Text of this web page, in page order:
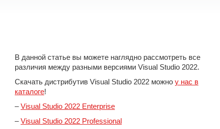
В данной статье вы можете наглядно рассмотреть все
различия между разными версиями Visual Studio 2022.
Скачать дистрибутив Visual Studio 2022 можно у нас в
каталоге!
–Visual Studio 2022 Enterprise
–Visual Studio 2022 Professional